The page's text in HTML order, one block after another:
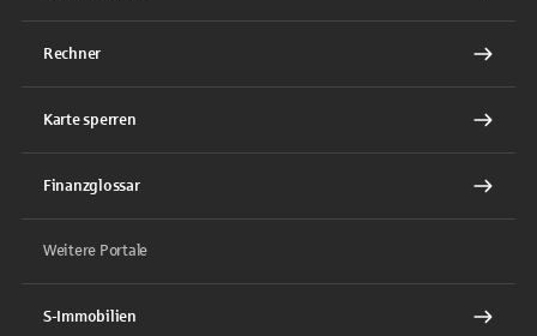
Rechner
Karte sperren
Finanzglossar
Weitere Portale
S-Immobilien